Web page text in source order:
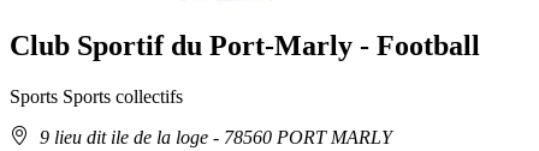
Club Sportif du Port-Marly - Football
Sports Sports collectifs
Adresse9 lieu dit ile de la loge - 78560 PORT MARLY